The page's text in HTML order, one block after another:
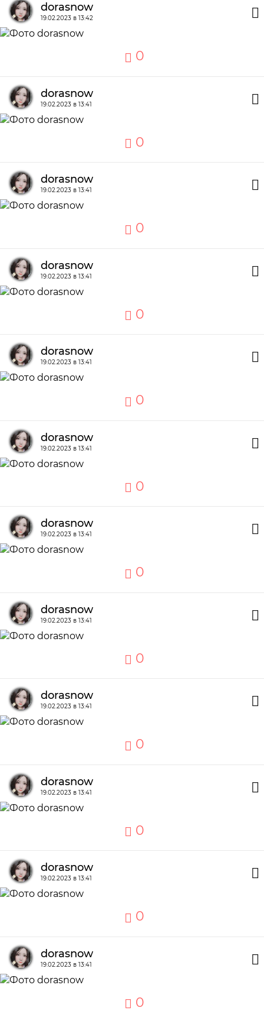
dorasnow
19.02.2023 в 13:42
0
dorasnow
19.02.2023 в 13:41
0
dorasnow
19.02.2023 в 13:41
0
dorasnow
19.02.2023 в 13:41
0
dorasnow
19.02.2023 в 13:41
0
dorasnow
19.02.2023 в 13:41
0
dorasnow
19.02.2023 в 13:41
0
dorasnow
19.02.2023 в 13:41
0
dorasnow
19.02.2023 в 13:41
0
dorasnow
19.02.2023 в 13:41
0
dorasnow
19.02.2023 в 13:41
0
dorasnow
19.02.2023 в 13:41
0